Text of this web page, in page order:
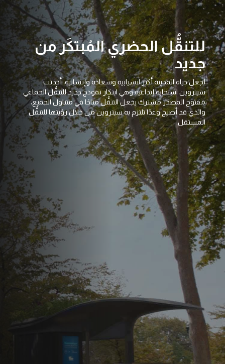
للتنقُّل الحضري المُبتكَر من
جديد
لجعل حياة المدينة أكثر انسيابية وسعادة وإنسانية، أحدثت
سيتروين استجابة إبداعية وهي ابتكار نموذج جديد للتنقُّل الجماعي
مفتوح المصدر مشترك يجعل التنقُّل متاحًا في متناول الجميع،
والذي قد أصبح وعدًا تلتزم به سيتروين من خلال رؤيتها للتنقُّل
المستقل.